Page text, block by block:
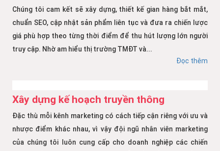
Chúng tôi cam kết sẽ xây dựng, thiết kế gian hàng bắt mắt,
chuẩn SEO, cập nhật sản phẩm liên tục và đưa ra chiến lược
giá phù hợp theo từng thời điểm để thu hút lượng lớn người
truy cập. Nhờ am hiểu thị trường TMĐT và...
Đọc thêm
Xây dựng kế hoạch truyền thông
Đặc thù mỗi kênh marketing có cách tiếp cận riêng với ưu và
nhược điểm khác nhau, vì vậy đội ngũ nhân viên marketing
của chúng tôi luôn cung cấp cho doanh nghiệp các chiến